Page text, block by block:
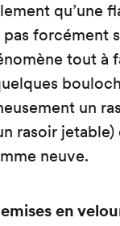
qu’une
pas forcément
tout à
un
rasoir
neuve.
en